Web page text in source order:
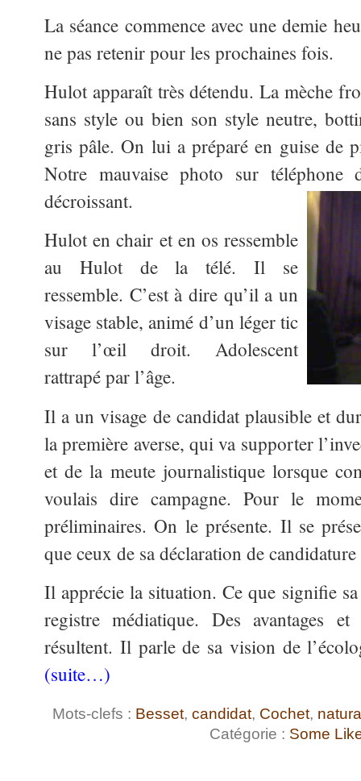
La séance commence avec une demie
ne pas retenir pour les prochaines fois.
Hulot apparaît très détendu. La mèche
sans style ou bien son style neutre,
gris pâle. On lui a préparé en guise de
Notre mauvaise photo sur
décroissant.
Hulot en chair et en os ressemble
au Hulot de la télé. Il se
ressemble. C’est à dire qu’il a un
visage stable, animé d’un léger tic
sur l’œil droit. Adolescent
rattrapé par l’âge.
Il a un visage de candidat plausible et
la première averse, qui va supporter
et de la meute journalistique lorsque
voulais dire campagne. Pour le
préliminaires. On le présente. Il se
que ceux de sa déclaration de
Il apprécie la situation. Ce que signifie
registre médiatique. Des avantages
résultent. Il parle de sa vision de
(suite…)
Mots-clefs : Besset, candidat, Cochet,
Catégorie : Some